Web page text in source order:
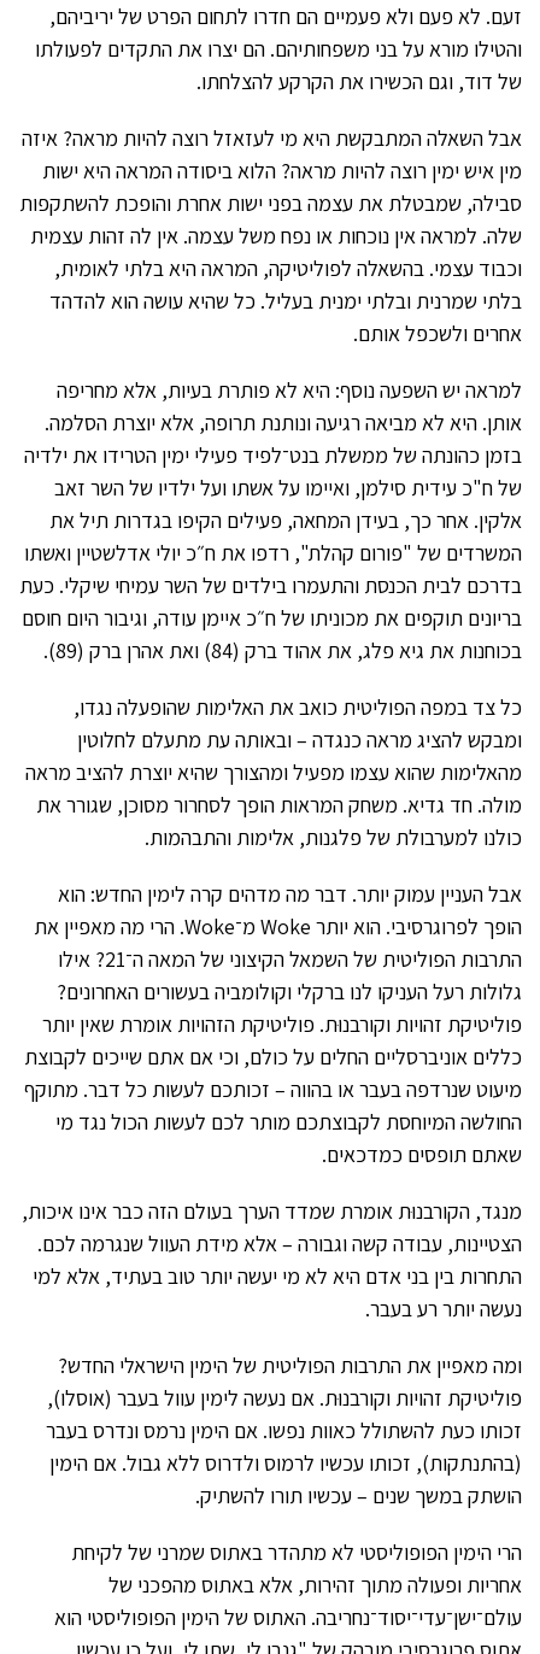
זעם. לא פעם ולא פעמיים הם חדרו לתחום הפרט של יריביהם,
והטילו מורא על בני משפחותיהם. הם יצרו את התקדים לפעולתו
של דוד, וגם הכשירו את הקרקע להצלחתו.
אבל השאלה המתבקשת היא מי לעזאזל רוצה להיות מראה? איזה
מין איש ימין רוצה להיות מראה? הלוא ביסודה המראה היא ישות
סבילה, שמבטלת את עצמה בפני ישות אחרת והופכת להשתקפות
שלה. למראה אין נוכחות או נפח משל עצמה. אין לה זהות עצמית
וכבוד עצמי. בהשאלה לפוליטיקה, המראה היא בלתי לאומית,
בלתי שמרנית ובלתי ימנית בעליל. כל שהיא עושה הוא להדהד
אחרים ולשכפל אותם.
למראה יש השפעה נוסף: היא לא פותרת בעיות, אלא מחריפה
אותן. היא לא מביאה רגיעה ונותנת תרופה, אלא יוצרת הסלמה.
בזמן כהונתה של ממשלת בנט־לפיד פעילי ימין הטרידו את ילדיה
של ח"כ עידית סילמן, ואיימו על אשתו ועל ילדיו של השר זאב
אלקין. אחר כך, בעידן המחאה, פעילים הקיפו בגדרות תיל את
המשרדים של "פורום קהלת", רדפו את ח״כ יולי אדלשטיין ואשתו
בדרכם לבית הכנסת והתעמרו בילדים של השר עמיחי שיקלי. כעת
בריונים תוקפים את מכוניתו של ח״כ איימן עודה, וגיבור היום חוסם
בכוחנות את גיא פלג, את אהוד ברק (84) ואת אהרן ברק (89).
כל צד במפה הפוליטית כואב את האלימות שהופעלה נגדו,
ומבקש להציג מראה כנגדה – ובאותה עת מתעלם לחלוטין
מהאלימות שהוא עצמו מפעיל ומהצורך שהיא יוצרת להציב מראה
מולה. חד גדיא. משחק המראות הופך לסחרור מסוכן, שגורר את
כולנו למערבולת של פלגנות, אלימות והתבהמות.
אבל העניין עמוק יותר. דבר מה מדהים קרה לימין החדש: הוא
הופך לפרוגרסיבי. הוא יותר Woke מ־Woke. הרי מה מאפיין את
התרבות הפוליטית של השמאל הקיצוני של המאה ה־21? אילו
גלולות רעל העניקו לנו ברקלי וקולומביה בעשורים האחרונים?
פוליטיקת זהויות וקורבנוּת. פוליטיקת הזהויות אומרת שאין יותר
כללים אוניברסליים החלים על כולם, וכי אם אתם שייכים לקבוצת
מיעוט שנרדפה בעבר או בהווה – זכותכם לעשות כל דבר. מתוקף
החולשה המיוחסת לקבוצתכם מותר לכם לעשות הכול נגד מי
שאתם תופסים כמדכאים.
מנגד, הקורבנוּת אומרת שמדד הערך בעולם הזה כבר אינו איכות,
הצטיינות, עבודה קשה וגבורה – אלא מידת העוול שנגרמה לכם.
התחרות בין בני אדם היא לא מי יעשה יותר טוב בעתיד, אלא למי
נעשה יותר רע בעבר.
ומה מאפיין את התרבות הפוליטית של הימין הישראלי החדש?
פוליטיקת זהויות וקורבנוּת. אם נעשה לימין עוול בעבר (אוסלו),
זכותו כעת להשתולל כאוות נפשו. אם הימין נרמס ונדרס בעבר
(בהתנתקות), זכותו עכשיו לרמוס ולדרוס ללא גבול. אם הימין
הושתק במשך שנים – עכשיו תורו להשתיק.
הרי הימין הפופוליסטי לא מתהדר באתוס שמרני של לקיחת
אחריות ופעולה מתוך זהירות, אלא באתוס מהפכני של
עולם־ישן־עדי־יסוד־נחריבה. האתוס של הימין הפופוליסטי הוא